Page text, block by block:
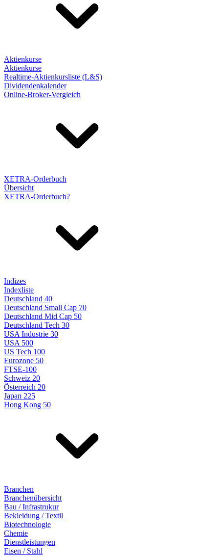
Aktienkurse
Aktienkurse
Realtime-Aktienkursliste (L&S)
Dividendenkalender
Online-Broker-Vergleich
XETRA-Orderbuch
Übersicht
XETRA-Orderbuch?
Indizes
Indexliste
Deutschland 40
Deutschland Small Cap 70
Deutschland Mid Cap 50
Deutschland Tech 30
USA Industrie 30
USA 500
US Tech 100
Eurozone 50
FTSE-100
Schweiz 20
Österreich 20
Japan 225
Hong Kong 50
Branchen
Branchenübersicht
Bau / Infrastrukur
Bekleidung / Textil
Biotechnologie
Chemie
Dienstleistungen
Eisen / Stahl